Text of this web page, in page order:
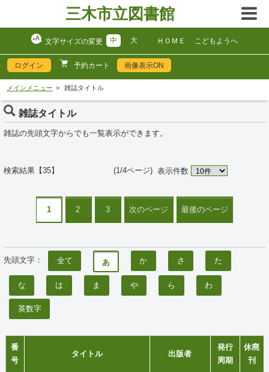
三木市立図書館
文字サイズの変更 中 大 ＨＯＭＥ こどもようへ
画像表示ON
ログイン 予約カート
メインメニュー 雑誌タイトル
雑誌タイトル
雑誌の先頭文字からでも一覧表示ができます。
検索結果【35】 (1/4ページ) 表示件数
1 2 3 次のページ 最後のページ
先頭文字： 全て あ か さ た
な は ま や ら わ
英数字
番
号
タイトル 出版者
発行
周期
休廃
刊